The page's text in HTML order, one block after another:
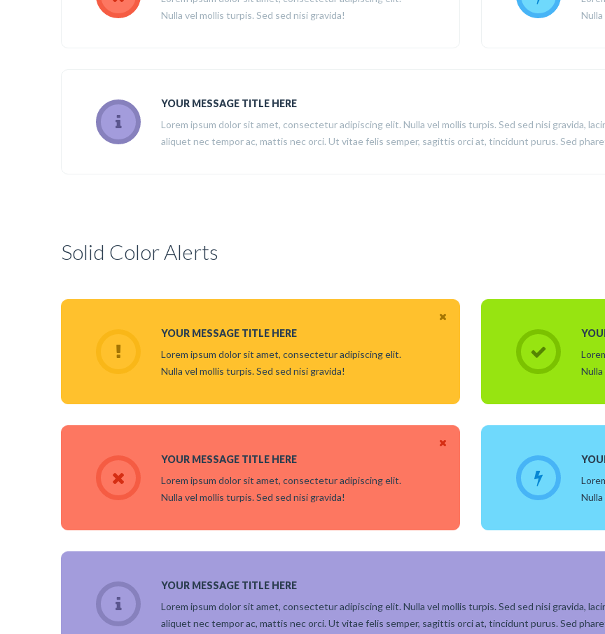
Nulla vel mollis turpis. Sed sed nisi gravida!
YOUR MESSAGE TITLE HERE
Lorem ipsum dolor sit amet, consectetur adipiscing elit. Nulla vel mollis turpis. Sed sed nisi gravida,
aliquet nec tempor ac, mattis nec orci. Ut vitae felis semper, sagittis orci at, tincidunt purus. Sed
Solid Color Alerts
YOUR MESSAGE TITLE HERE
Lorem ipsum dolor sit amet, consectetur adipiscing elit.
Nulla vel mollis turpis. Sed sed nisi gravida!
YOUR MESSAGE TITLE HERE
Lorem ipsum dolor sit amet, consectetur adipiscing elit.
Nulla vel mollis turpis. Sed sed nisi gravida!
YOUR MESSAGE TITLE HERE
Lorem ipsum dolor sit amet, consectetur adipiscing elit. Nulla vel mollis turpis. Sed sed nisi gravida,
aliquet nec tempor ac, mattis nec orci. Ut vitae felis semper, sagittis orci at, tincidunt purus. Sed